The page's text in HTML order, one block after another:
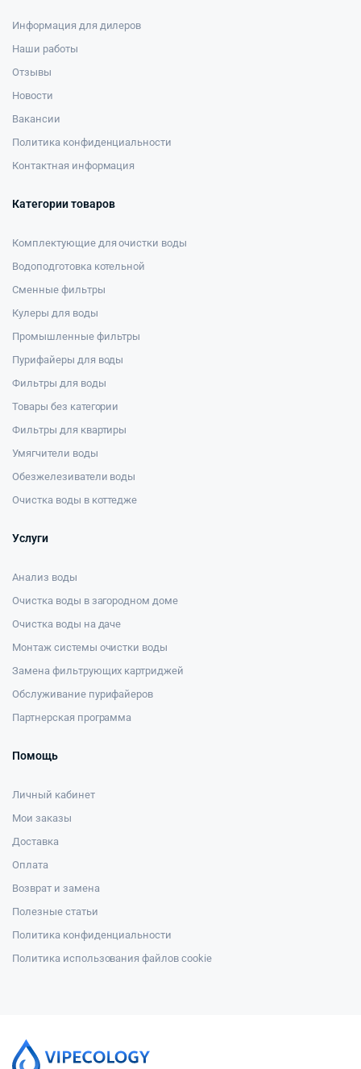
Информация для дилеров
Наши работы
Отзывы
Новости
Вакансии
Политика конфиденциальности
Контактная информация
Категории товаров
Комплектующие для очистки воды
Водоподготовка котельной
Сменные фильтры
Кулеры для воды
Промышленные фильтры
Пурифайеры для воды
Фильтры для воды
Товары без категории
Фильтры для квартиры
Умягчители воды
Обезжелезиватели воды
Очистка воды в коттедже
Услуги
Анализ воды
Очистка воды в загородном доме
Очистка воды на даче
Монтаж системы очистки воды
Замена фильтрующих картриджей
Обслуживание пурифайеров
Партнерская программа
Помощь
Личный кабинет
Мои заказы
Доставка
Оплата
Возврат и замена
Полезные статьи
Политика конфиденциальности
Политика использования файлов cookie